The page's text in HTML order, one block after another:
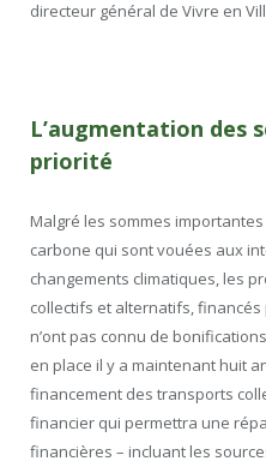
directeur général de Vivre en
L’augmentation des
priorité
Malgré les sommes
carbone qui sont vouées aux
changements climatiques, les
collectifs et alternatifs, financés
n’ont pas connu de
en place il y a maintenant huit
financement des transports
financier qui permettra une
financières – incluant les